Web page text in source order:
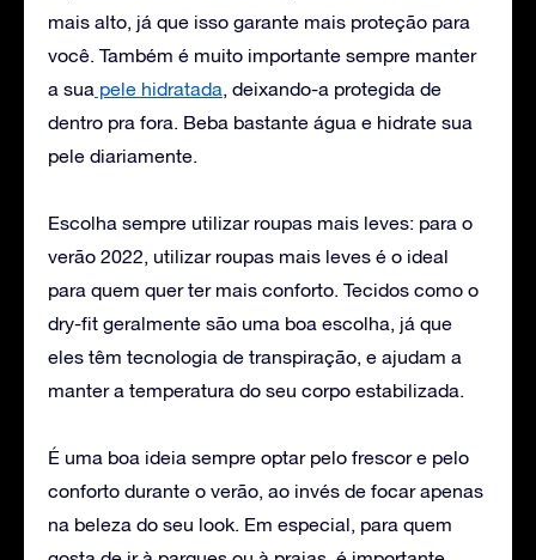
mais alto, já que isso garante mais proteção para
você. Também é muito importante sempre manter
a sua pele hidratada , deixando-a protegida de
dentro pra fora. Beba bastante água e hidrate sua
pele diariamente.
Escolha sempre utilizar roupas mais leves: para o
verão 2022, utilizar roupas mais leves é o ideal
para quem quer ter mais conforto. Tecidos como o
dry-fit geralmente são uma boa escolha, já que
eles têm tecnologia de transpiração, e ajudam a
manter a temperatura do seu corpo estabilizada.
É uma boa ideia sempre optar pelo frescor e pelo
conforto durante o verão, ao invés de focar apenas
na beleza do seu look. Em especial, para quem